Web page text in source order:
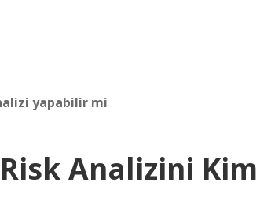
yapabilir mi
Analizini